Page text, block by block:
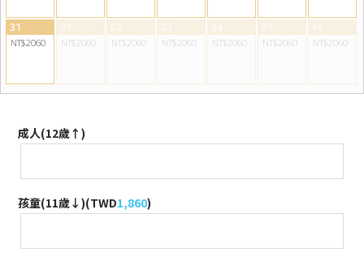
31
NT$2060
01
NT$2060
02
NT$2060
03
NT$2060
04
NT$2060
05
NT$2060
06
NT$2060
成人(12歲↑)
孩童(11歲↓)(TWD1,860)